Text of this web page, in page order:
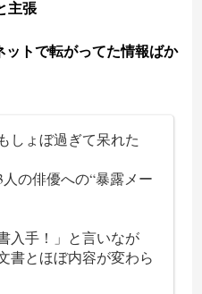
主張
ットで転がってた情報ばか
しょぼ過ぎて呆れた
の俳優への“暴露メー
入手！」と言いなが
書とほぼ内容が変わら